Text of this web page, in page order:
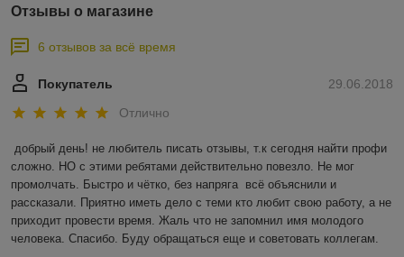
Отзывы о магазине
6 отзывов за всё время
29.06.2018
Покупатель
Отлично
добрый день! не любитель писать отзывы, т.к сегодня найти профи
сложно. НО с этими ребятами действительно повезло. Не мог
промолчать. Быстро и чётко, без напряга  всё объяснили и
рассказали. Приятно иметь дело с теми кто любит свою работу, а не
приходит провести время. Жаль что не запомнил имя молодого
человека. Спасибо. Буду обращаться еще и советовать коллегам.